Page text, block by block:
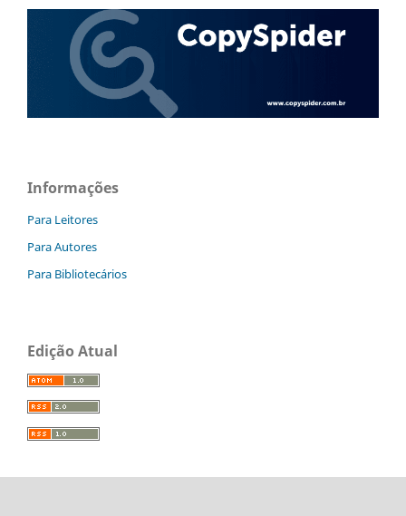
Informações
Para Leitores
Para Autores
Para Bibliotecários
Edição Atual